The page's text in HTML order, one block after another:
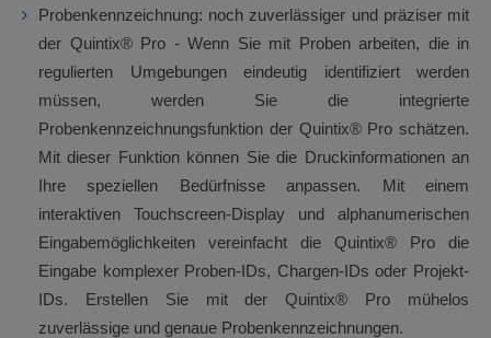
Probenkennzeichnung: noch zuverlässiger und präziser mit
der Quintix® Pro - Wenn Sie mit Proben arbeiten, die in
regulierten Umgebungen eindeutig identifiziert werden
müssen, werden Sie die integrierte
Probenkennzeichnungsfunktion der Quintix® Pro schätzen.
Mit dieser Funktion können Sie die Druckinformationen an
Ihre speziellen Bedürfnisse anpassen. Mit einem
interaktiven Touchscreen-Display und alphanumerischen
Eingabemöglichkeiten vereinfacht die Quintix® Pro die
Eingabe komplexer Proben-IDs, Chargen-IDs oder Projekt-
IDs. Erstellen Sie mit der Quintix® Pro mühelos
zuverlässige und genaue Probenkennzeichnungen.